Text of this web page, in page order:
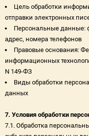
Цель обработки
отправки электронных
Персональные данные:
адрес, номера телефонов
Правовые основания:
информационных
N 149-ФЗ
Виды обработки
данных
7. Условия обработки
7.1. Обработка